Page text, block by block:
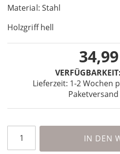
Material: Stahl
Holzgriff hell
VERFÜGBARKEIT:
Lieferzeit: 1-2 Wochen
IN DEN